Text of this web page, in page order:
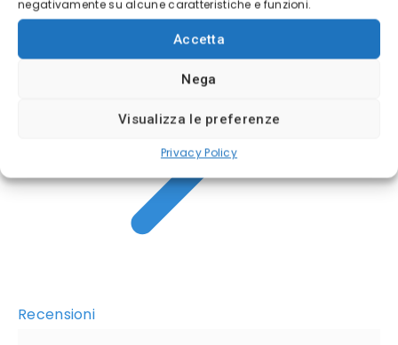
negativamente su alcune caratteristiche e funzioni.
Accetta
Nega
Visualizza le preferenze
Privacy Policy
Recensioni